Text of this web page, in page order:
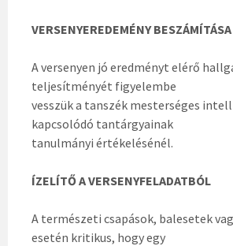
VERSENYEREDEMÉNY BESZÁMÍTÁSA
A versenyen jó eredményt elérő
teljesítményét figyelembe
vesszük a tanszék mesterséges
kapcsolódó tantárgyainak
tanulmányi értékelésénél.
ÍZELÍTŐ A VERSENYFELADATBÓL
A természeti csapások, balesetek
esetén kritikus, hogy egy